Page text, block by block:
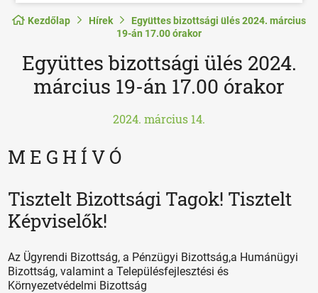
Kezdőlap Hírek
Együttes bizottsági ülés 2024. március
19-án 17.00 órakor
Együttes bizottsági ülés 2024.
március 19-án 17.00 órakor
2024. március 14.
M E G H Í V Ó
Tisztelt Bizottsági Tagok! Tisztelt
Képviselők!
Az Ügyrendi Bizottság, a Pénzügyi Bizottság,a Humánügyi
Bizottság, valamint a Településfejlesztési és
Környezetvédelmi Bizottság